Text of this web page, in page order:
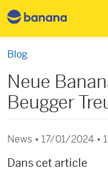
Blog
Neue
Beugger
News • 17/01/2024 •
Dans cet article